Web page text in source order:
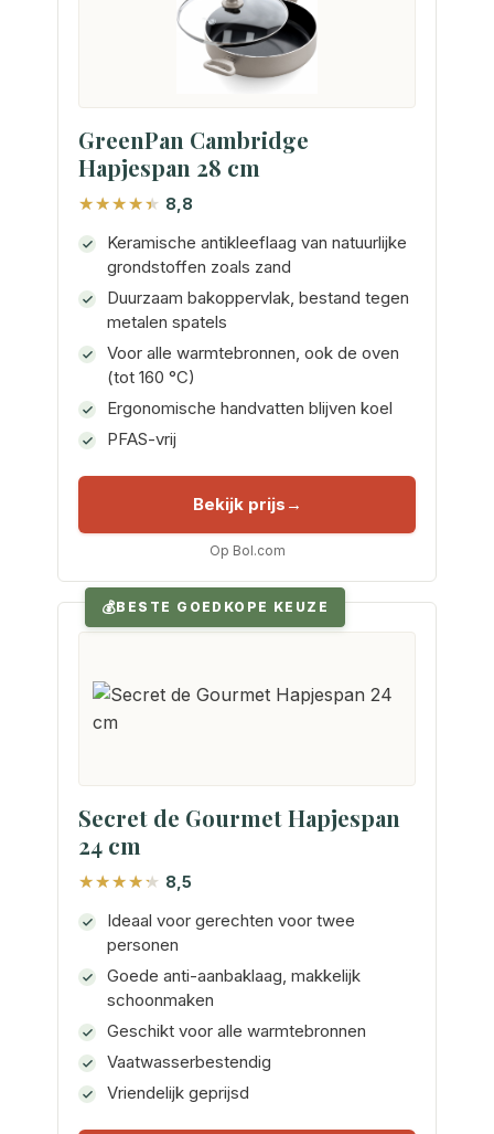
GreenPan Cambridge
Hapjespan 28 cm
8,8
Keramische antikleeflaag van natuurlijke
grondstoffen zoals zand
Duurzaam bakoppervlak, bestand tegen
metalen spatels
Voor alle warmtebronnen, ook de oven
(tot 160 °C)
Ergonomische handvatten blijven koel
PFAS-vrij
Bekijk prijs
Op Bol.com
BESTE GOEDKOPE KEUZE
Secret de Gourmet Hapjespan
24 cm
8,5
Ideaal voor gerechten voor twee
personen
Goede anti-aanbaklaag, makkelijk
schoonmaken
Geschikt voor alle warmtebronnen
Vaatwasserbestendig
Vriendelijk geprijsd